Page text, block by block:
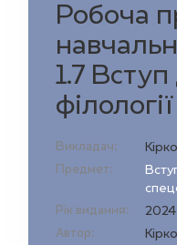
Робоча
1.7
філології
Викладач:
Предмет:
Рік видання: 2024
Автор: